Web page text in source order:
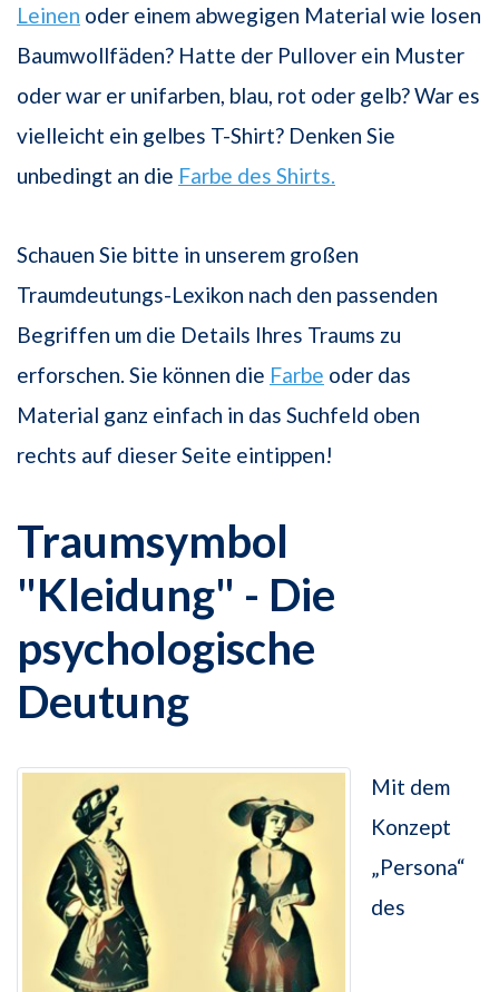
Leinen oder einem abwegigen Material wie losen
Baumwollfäden? Hatte der Pullover ein Muster
oder war er unifarben, blau, rot oder gelb? War es
vielleicht ein gelbes T-Shirt? Denken Sie
unbedingt an die Farbe des Shirts.
Schauen Sie bitte in unserem großen
Traumdeutungs-Lexikon nach den passenden
Begriffen um die Details Ihres Traums zu
erforschen. Sie können die Farbe oder das
Material ganz einfach in das Suchfeld oben
rechts auf dieser Seite eintippen!
Traumsymbol
"Kleidung" - Die
psychologische
Deutung
Mit dem
Konzept
„Persona“
des